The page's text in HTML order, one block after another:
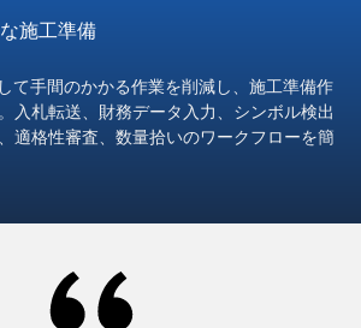
施工準備
て手間のかかる作業を削減し、施工準備作
入札転送、財務データ入力、シンボル検出
適格性審査、数量拾いのワークフローを簡